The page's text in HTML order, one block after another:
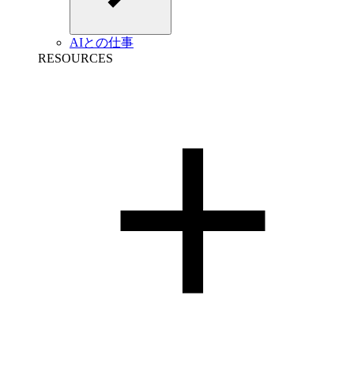
AIとの仕事
RESOURCES